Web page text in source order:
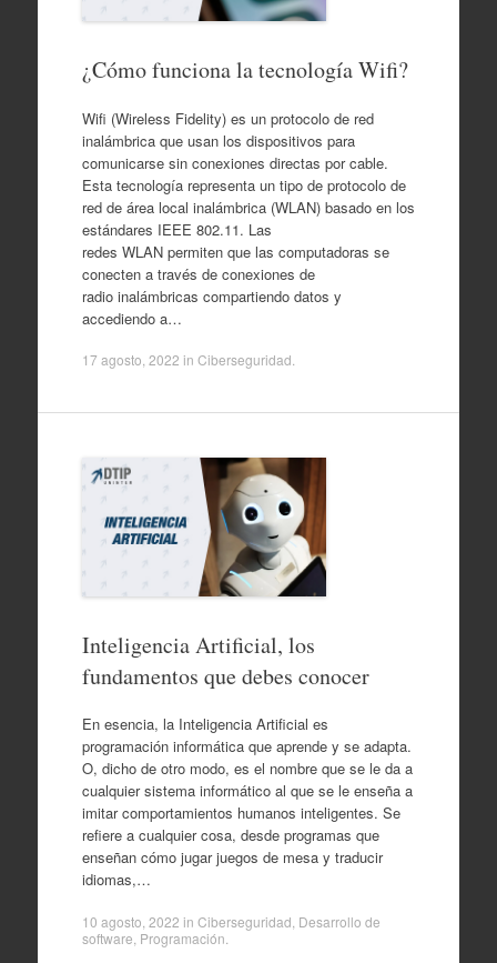
¿Cómo funciona la tecnología Wifi?
Wifi (Wireless Fidelity) es un protocolo de red
inalámbrica que usan los dispositivos para
comunicarse sin conexiones directas por cable.
Esta tecnología representa un tipo de protocolo de
red de área local inalámbrica (WLAN) basado en los
estándares IEEE 802.11. Las
redes WLAN permiten que las computadoras se
conecten a través de conexiones de
radio inalámbricas compartiendo datos y
accediendo a…
17 agosto, 2022 in Ciberseguridad
Inteligencia Artificial, los
fundamentos que debes conocer
En esencia, la Inteligencia Artificial es
programación informática que aprende y se adapta.
O, dicho de otro modo, es el nombre que se le da a
cualquier sistema informático al que se le enseña a
imitar comportamientos humanos inteligentes. Se
refiere a cualquier cosa, desde programas que
enseñan cómo jugar juegos de mesa y traducir
idiomas,…
10 agosto, 2022 in Ciberseguridad Desarrollo de
software Programación